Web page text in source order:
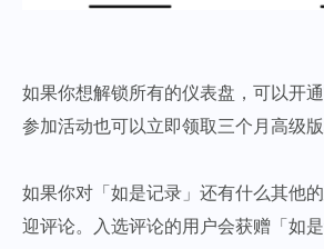
如果你想解锁所有的仪表盘，可以开通
参加活动也可以立即领取三个月高级版
如果你对「如是记录」还有什么其他
迎评论。入选评论的用户会获赠「如